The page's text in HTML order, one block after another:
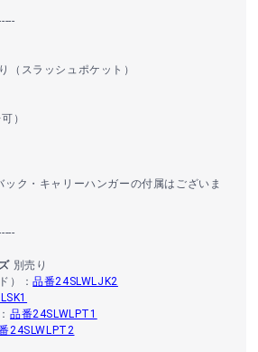
（スラッシュポケット）
）
ク・キャリーハンガーの付属はございま
別売り
）：品番24SLWLJK2
品番24SLWLPT1
24SLWLPT2